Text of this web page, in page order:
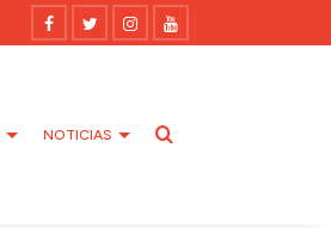
NOTICIAS